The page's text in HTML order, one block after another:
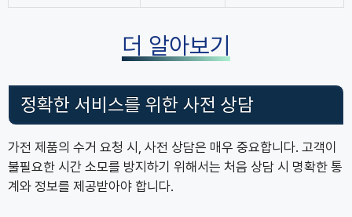
더 알아보기
정확한 서비스를 위한 사전 상담
가전 제품의 수거 요청 시, 사전 상담은 매우 중요합니다. 고객이
불필요한 시간 소모를 방지하기 위해서는 처음 상담 시 명확한 통
계와 정보를 제공받아야 합니다.